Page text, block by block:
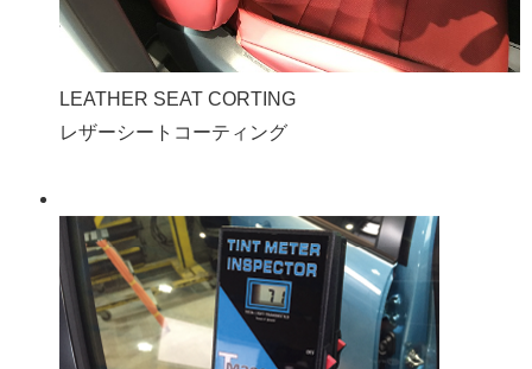
LEATHER SEAT CORTING
レザーシートコーティング